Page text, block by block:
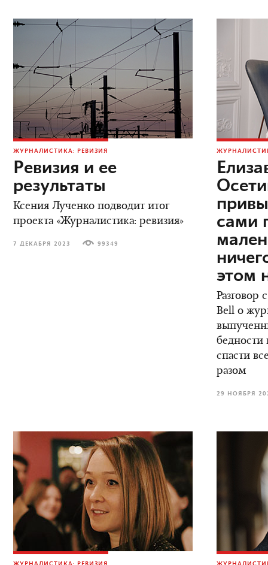
ЖУРНАЛИСТИКА: РЕВИЗИЯ
Ревизия и ее
результаты
Ксения Лученко подводит итог
проекта «Журналистика: ревизия»
7 ДЕКАБРЯ 2023 99349
сами
этом
Разговор
Bell о
бедности
спасти
разом
29 НОЯБРЯ
ЖУРНАЛИСТИКА: РЕВИЗИЯ